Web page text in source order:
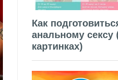
Как
анальному сексу
картинках)